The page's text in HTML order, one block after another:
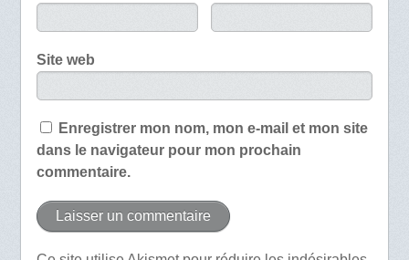
Site web
Enregistrer mon nom, mon e-mail et mon site
dans le navigateur pour mon prochain
commentaire.